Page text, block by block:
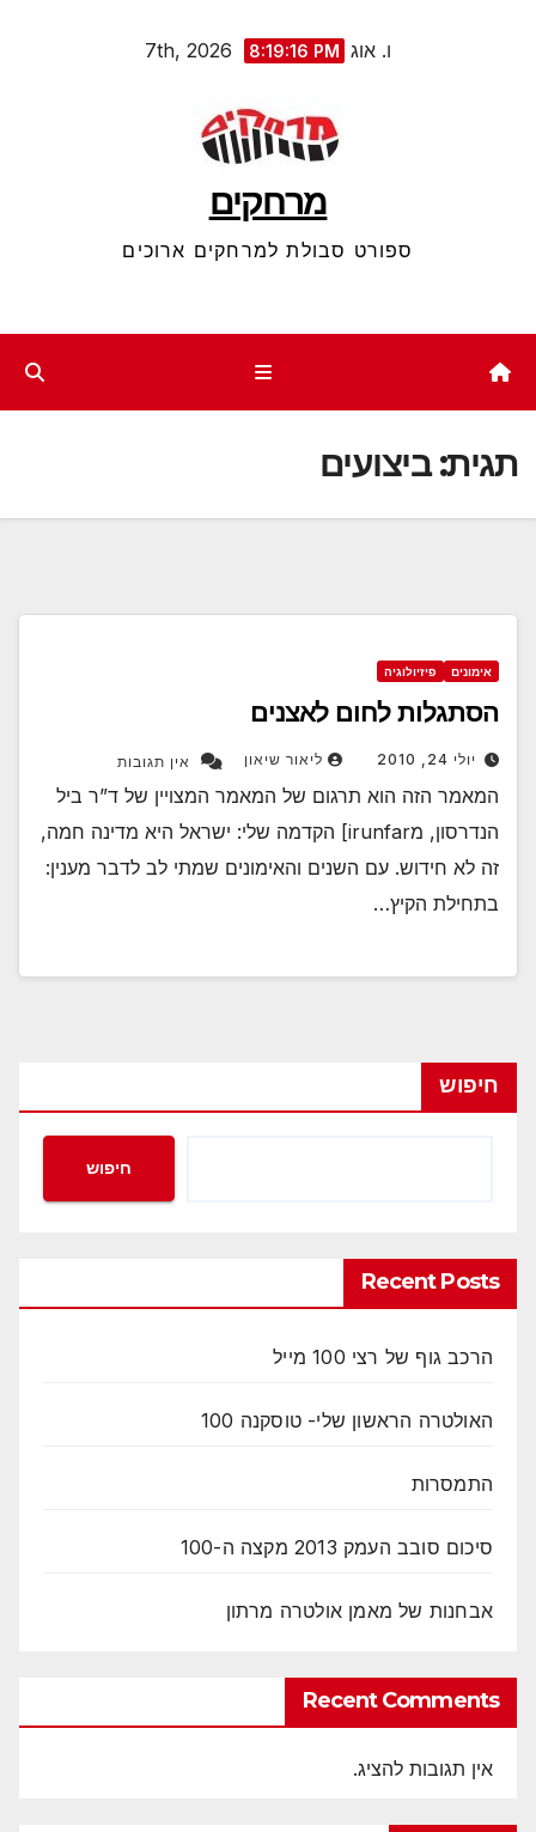
ו. אוג 7th, 2026 8:19:16 PM
מרחקים
ספורט סבולת למרחקים ארוכים
תגית:ביצועים
אימונים פיזיולוגיה
הסתגלות לחום לאצנים
יולי 24, 2010 ליאור שיאון אין תגובות
המאמר הזה הוא תרגום של המאמר המצויין של ד”ר ביל
הנדרסון, מirunfar] הקדמה שלי: ישראל היא מדינה חמה,
זה לא חידוש. עם השנים והאימונים שמתי לב לדבר מענין:
בתחילת הקיץ…
חיפוש
חיפוש
Recent Posts
הרכב גוף של רצי 100 מייל
האולטרה הראשון שלי- טוסקנה 100
התמסרות
סיכום סובב העמק 2013 מקצה ה-100
אבחנות של מאמן אולטרה מרתון
Recent Comments
אין תגובות להציג.